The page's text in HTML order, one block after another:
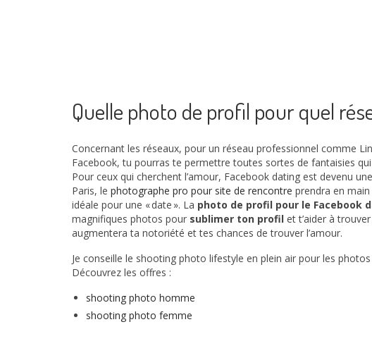
Quelle photo de profil pour quel
Concernant les réseaux, pour un réseau professionnel comme
Facebook, tu pourras te permettre toutes sortes de fantaisies
Pour ceux qui cherchent l’amour, Facebook dating est devenu
Paris, le photographe pro pour site de rencontre prendra en
idéale pour une « date ». La photo de profil pour le Facebook
magnifiques photos pour sublimer ton profil et t’aider à
augmentera ta notoriété et tes chances de trouver l’amour.
Je conseille le shooting photo lifestyle en plein air pour les
Découvrez les offres :
shooting photo homme
shooting photo femme